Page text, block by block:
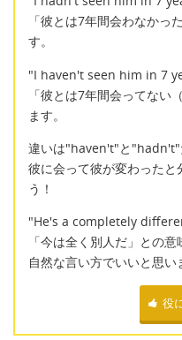
「彼とは7年間会わなかっ
す。
"I haven't seen him in 7
「彼とは7年間会ってない
ます。
違いは"haven't"と"hadn't"
彼に会って彼が変わった
う！
"He's a completely
「今は全く別人だ」との意
自然な言い方でいいと思い
役